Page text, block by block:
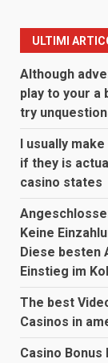
ULTIMI
Although
play to your a
try
I usually
if they is
casino states
Keine
Diese besten
Einstieg im
The best
Casinos in
Casino Bonus